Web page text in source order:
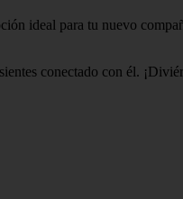
ideal para tu nuevo
conectado con él.